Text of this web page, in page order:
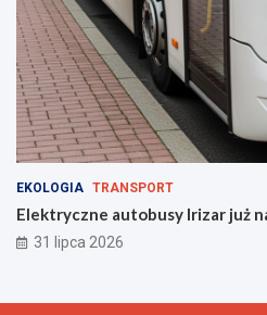
EKOLOGIA TRANSPORT
Elektryczne autobusy Irizar już
31 lipca 2026